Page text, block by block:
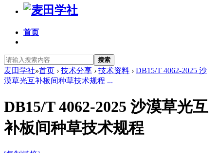
首页
搜索
麦田学社»首页 › 技术分享 › 技术资料 › DB15/T 4062-2025 沙
漠草光互补板间种草技术规程 ...
DB15/T 4062-2025 沙漠草光互
补板间种草技术规程